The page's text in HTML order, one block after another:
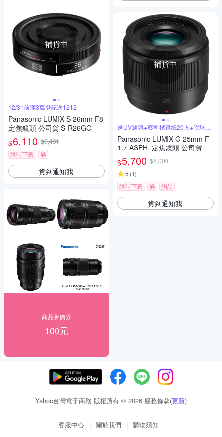
補貨中
12/31前滿3萬登記送1212
Panasonic LUMIX S 26mm F8
定焦鏡頭 公司貨 S-R26GC
$6,110 $6,431
限時下殺
券
貨到通知我
商品折價券
100元
補貨中
送UV濾鏡+蔡司拭鏡紙20入+吹球拭
筆組
Panasonic LUMIX G 25mm F
1.7 ASPH. 定焦鏡頭 公司貨
$5,700 $6,000
5 (1)
限時下殺 券 贈品
貨到通知我
Yahoo台灣電子商務 版權所有 © 2026 服務條款(更新)
客服中心 | 關於我們 | 購物須知